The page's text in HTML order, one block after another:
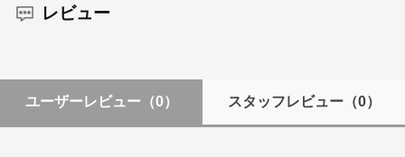
レビュー
ユーザーレビュー （0） スタッフレビュー（0）